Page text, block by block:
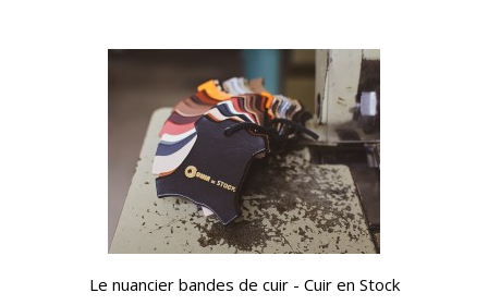
APERÇU RAPIDE
Le nuancier bandes de cuir - Cuir en Stock